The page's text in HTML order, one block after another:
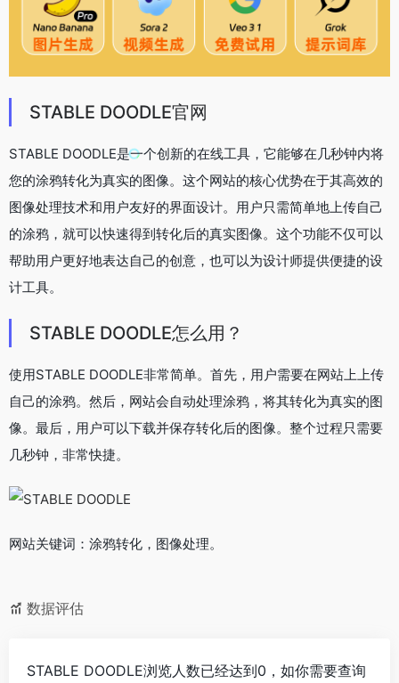
STABLE DOODLE官网
STABLE DOODLE是一个创新的在线工具，它能够在几秒钟内将
您的涂鸦转化为真实的图像。这个网站的核心优势在于其高效的
图像处理技术和用户友好的界面设计。用户只需简单地上传自己
的涂鸦，就可以快速得到转化后的真实图像。这个功能不仅可以
帮助用户更好地表达自己的创意，也可以为设计师提供便捷的设
计工具。
STABLE DOODLE怎么用？
使用STABLE DOODLE非常简单。首先，用户需要在网站上上传
自己的涂鸦。然后，网站会自动处理涂鸦，将其转化为真实的图
像。最后，用户可以下载并保存转化后的图像。整个过程只需要
几秒钟，非常快捷。
网站关键词：涂鸦转化，图像处理。
数据评估
STABLE DOODLE浏览人数已经达到0，如你需要查询